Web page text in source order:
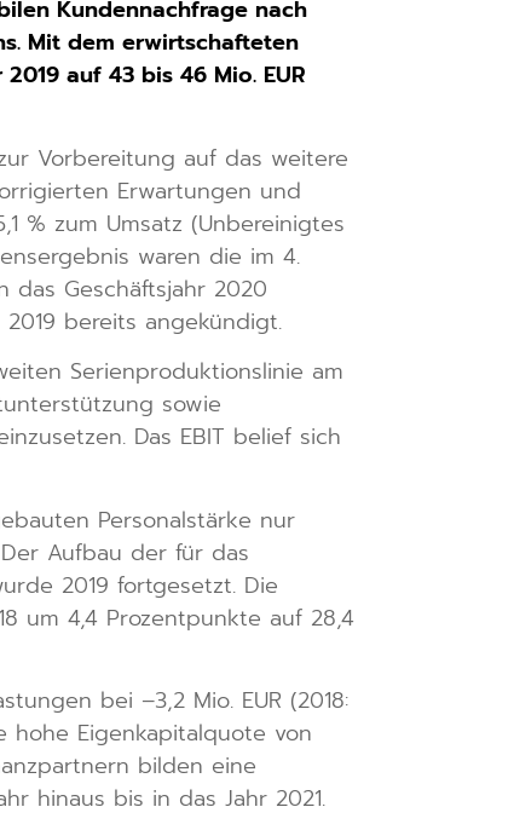
Kundennachfrage nach
Mit dem erwirtschafteten
auf 43 bis 46 Mio. EUR
Vorbereitung auf das weitere
Erwartungen und
% zum Umsatz (Unbereinigtes
waren die im 4.
das Geschäftsjahr 2020
bereits angekündigt.
Serienproduktionslinie am
sowie
Das EBIT belief sich
Personalstärke nur
Der Aufbau der für das
2019 fortgesetzt. Die
um 4,4 Prozentpunkte auf 28,4
bei –3,2 Mio. EUR (2018:
hohe Eigenkapitalquote von
bilden eine
hinaus bis in das Jahr 2021.